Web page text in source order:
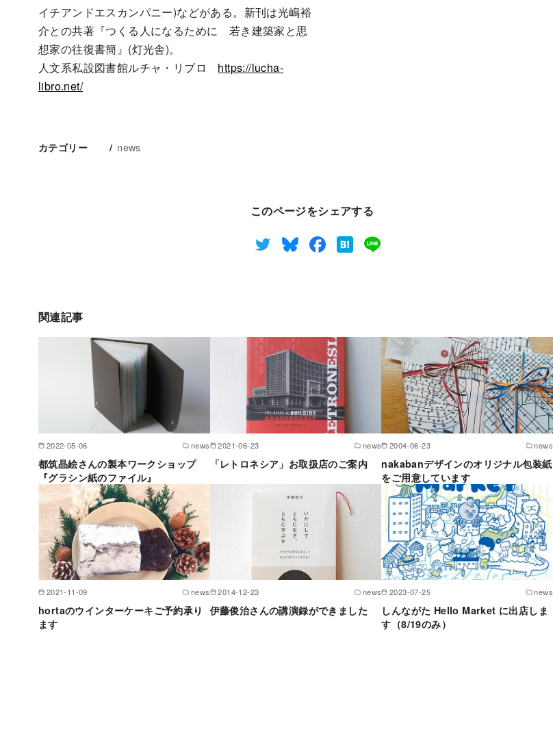
イチアンドエスカンパニー)などがある。新刊は光嶋裕
介との共著『つくる人になるために 若き建築家と思
想家の往復書簡』(灯光舎)。
人文系私設図書館ルチャ・リブロ https://lucha-
libro.net/
カテゴリー news
このページをシェアする
関連記事
2022-05-06 news
都筑晶絵さんの製本ワークショップ
『グラシン紙のファイル』
2021-06-23 news
「レトロネシア」お取扱店のご案内
2004-06-23 news
nakabanデザインのオリジナル包装紙
をご用意しています
2021-11-09 news
hortaのウインターケーキご予約承り
ます
2014-12-23 news
伊藤俊治さんの講演録ができました
2023-07-25 news
しんながた Hello Market に出店しま
す（8/19のみ）